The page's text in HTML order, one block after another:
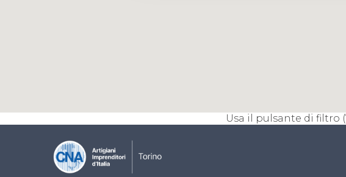
Usa il pulsante di filtro (